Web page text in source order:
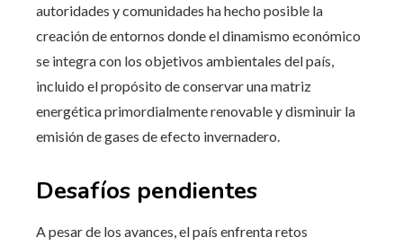
autoridades y comunidades ha hecho posible la
creación de entornos donde el dinamismo económico
se integra con los objetivos ambientales del país,
incluido el propósito de conservar una matriz
energética primordialmente renovable y disminuir la
emisión de gases de efecto invernadero.
Desafíos pendientes
A pesar de los avances, el país enfrenta retos